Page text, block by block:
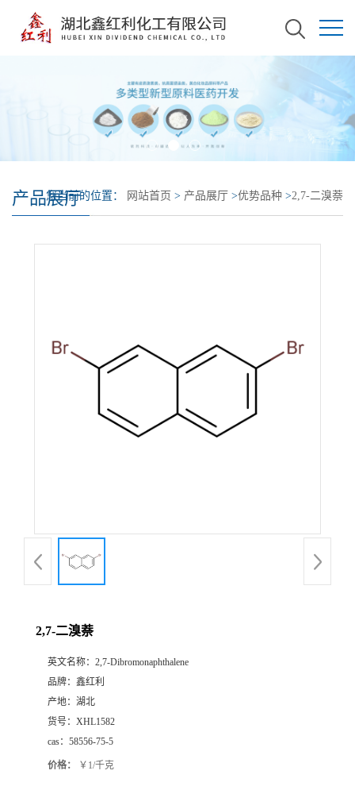
产品展厅您当前的位置： 网站首页 > 产品展厅 >优势品种 >2,7-二溴萘
2,7-二溴萘
英文名称： 2,7-Dibromonaphthalene
品牌： 鑫红利
产地： 湖北
货号： XHL1582
cas： 58556-75-5
价格： ￥1/千克